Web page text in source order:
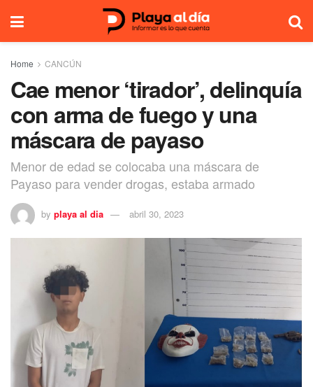
Home CANCÚN
Cae menor ‘tirador’, delinquía
con arma de fuego y una
máscara de payaso
Menor de edad se colocaba una máscara de
Payaso para vender drogas, estaba armado
by playa al dia abril 30, 2023